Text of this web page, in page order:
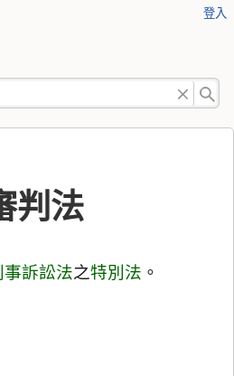
工
登入
判法
事訴訟法之特別法 。